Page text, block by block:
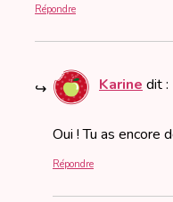
Répondre
Karine dit :
Oui ! Tu as encore
Répondre